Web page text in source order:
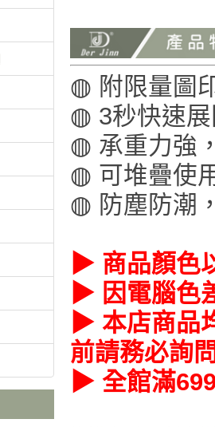
◍ 附限量圖
◍ 3秒快速
◍ 承重力強
◍ 可堆疊使
◍ 防塵防潮
▶ 商品顏色
▶ 因電腦色
▶ 本店商品
前請務必詢
▶ 全館滿